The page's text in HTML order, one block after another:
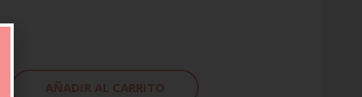
AÑADIR AL CARRITO